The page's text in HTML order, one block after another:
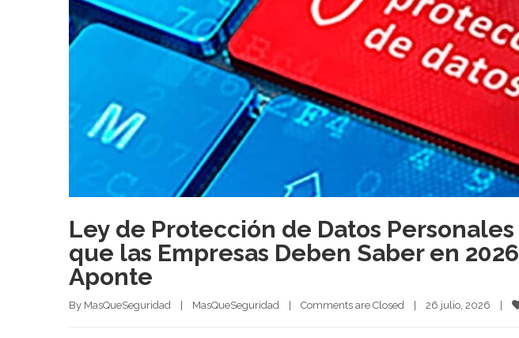
Ley de Protección de Datos
que las Empresas Deben Saber en
Aponte
By MasQueSeguridad MasQueSeguridad Comments are Closed 26 julio, 2026